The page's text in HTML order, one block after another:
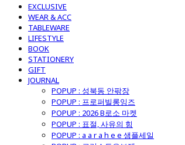
EXCLUSIVE
WEAR & ACC
TABLEWARE
LIFESTYLE
BOOK
STATIONERY
GIFT
JOURNAL
POPUP : 성북동 안팎장
POPUP : 프로퍼빌롱잉즈
POPUP : 2026 B로소 마켓
POPUP : 표절, 사유의 힘
POPUP : a a r a h e e 샘플세일